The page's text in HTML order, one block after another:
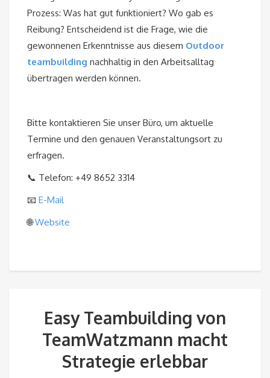
Prozess: Was hat gut funktioniert? Wo gab es
Reibung? Entscheidend ist die Frage, wie die
gewonnenen Erkenntnisse aus diesem Outdoor
teambuilding nachhaltig in den Arbeitsalltag
übertragen werden können.
Bitte kontaktieren Sie unser Büro, um aktuelle
Termine und den genauen Veranstaltungsort zu
erfragen.
📞 Telefon: +49 8652 3314
📧 E-Mail
🌐Website
Easy Teambuilding von
TeamWatzmann macht
Strategie erlebbar